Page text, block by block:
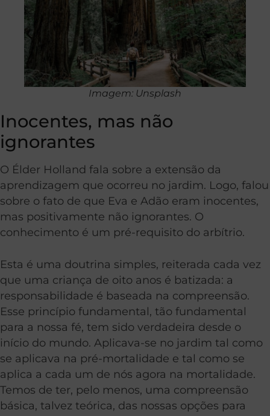
Imagem: Unsplash
Inocentes, mas não
ignorantes
O Élder Holland fala sobre a extensão da
aprendizagem que ocorreu no jardim. Logo, falou
sobre o fato de que Eva e Adão eram inocentes,
mas positivamente não ignorantes. O
conhecimento é um pré-requisito do arbítrio.
Esta é uma doutrina simples, reiterada cada vez
que uma criança de oito anos é batizada: a
responsabilidade é baseada na compreensão.
Esse princípio fundamental, tão fundamental
para a nossa fé, tem sido verdadeira desde o
início do mundo. Aplicava-se no jardim tal como
se aplicava na pré-mortalidade e tal como se
aplica a cada um de nós agora na mortalidade.
Temos de ter, pelo menos, uma compreensão
básica, talvez teórica, das nossas opções para